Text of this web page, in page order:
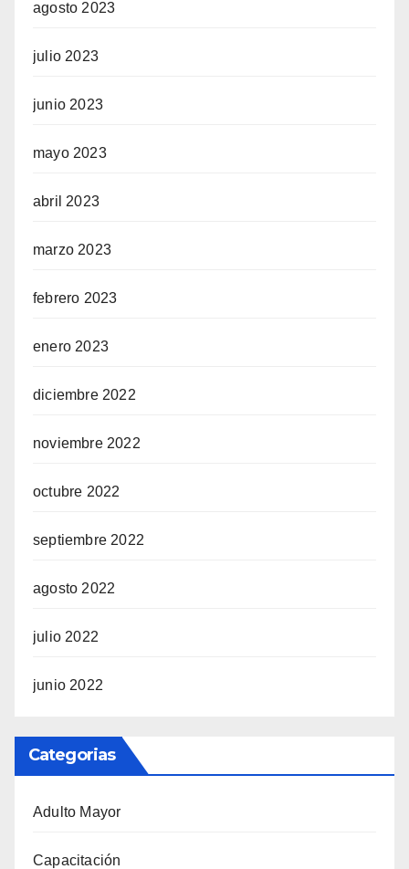
agosto 2023
julio 2023
junio 2023
mayo 2023
abril 2023
marzo 2023
febrero 2023
enero 2023
diciembre 2022
noviembre 2022
octubre 2022
septiembre 2022
agosto 2022
julio 2022
junio 2022
Categorias
Adulto Mayor
Capacitación